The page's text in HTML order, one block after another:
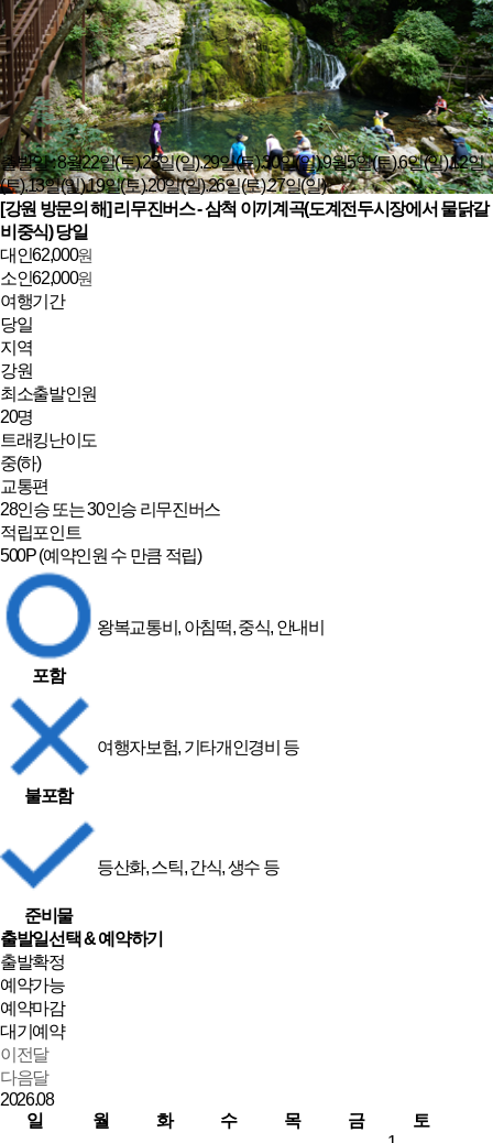
출발일 : 8월22일(토).23일(일).29일(토).30일(일).9월5일(토).6일(일).12일
(토).13일(일).19일(토).20일(일).26일(토).27일(일)
[강원 방문의 해] 리무진버스 - 삼척 이끼계곡(도계전두시장에서 물닭갈
비중식) 당일
대인62,000원
소인62,000원
여행기간
당일
지역
강원
최소출발인원
20명
트래킹난이도
중(하)
교통편
28인승 또는 30인승 리무진버스
적립포인트
500P(예약인원 수 만큼 적립)
포함
왕복교통비, 아침떡, 중식, 안내비
불포함
여행자보험, 기타개인경비 등
준비물
등산화, 스틱, 간식, 생수 등
출발일선택 & 예약하기
출발확정
예약가능
예약마감
대기예약
이전달
다음달
2026.08
일
월 화 수 목 금
토